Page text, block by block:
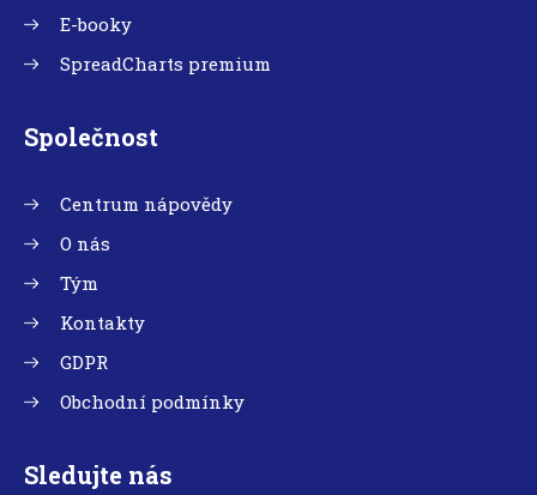
E-booky
SpreadCharts premium
Společnost
Centrum nápovědy
O nás
Tým
Kontakty
GDPR
Obchodní podmínky
Sledujte nás